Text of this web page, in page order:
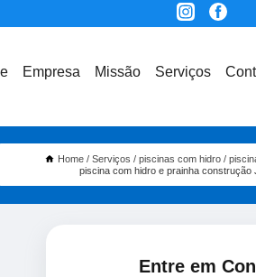
Empresa Missão Serviços
Home Serviços piscinas com hidro
piscina com hidro e prainha construção
Entre em